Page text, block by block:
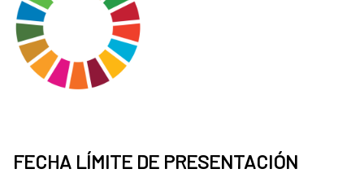
FECHA LÍMITE DE PRESENTACIÓN